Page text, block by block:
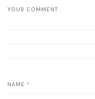
YOUR COMMENT
NAME *